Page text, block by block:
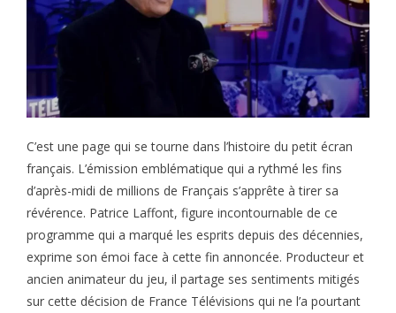
C’est une page qui se tourne dans l’histoire du petit écran
français. L’émission emblématique qui a rythmé les fins
d’après-midi de millions de Français s’apprête à tirer sa
révérence. Patrice Laffont, figure incontournable de ce
programme qui a marqué les esprits depuis des décennies,
exprime son émoi face à cette fin annoncée. Producteur et
ancien animateur du jeu, il partage ses sentiments mitigés
sur cette décision de France Télévisions qui ne l’a pourtant